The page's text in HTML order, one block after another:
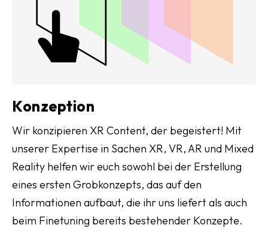
Konzeption
Wir konzipieren XR Content, der begeistert! Mit
unserer Expertise in Sachen XR, VR, AR und Mixed
Reality helfen wir euch sowohl bei der Erstellung
eines ersten Grobkonzepts, das auf den
Informationen aufbaut, die ihr uns liefert als auch
beim Finetuning bereits bestehender Konzepte.